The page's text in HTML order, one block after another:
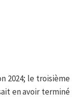
2024; le troisième
en avoir terminé